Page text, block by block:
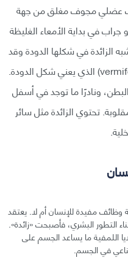
عضلي مجوف مغلق من جهة
في بداية الأمعاء الغليظة
الزائدة في شكلها الدودة وقد
اشتق اسمها من الاسم اللاتيني (vermiform) الذي يعني شكل الدودة.
ونادرًا ما توجد في أسفل
تحتوي الزائدة مثل سائر
وظائف مفيدة للإنسان أم لا. يعتقد
التطور البشري، فأصبحت «زائدة».
اللمفية ما يساعد الجسم على
في الجسم.